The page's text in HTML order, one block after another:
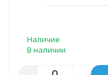
Наличие
В наличии